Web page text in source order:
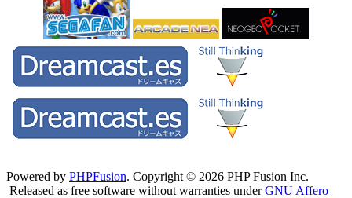
Powered by PHPFusion. Copyright © 2026 PHP Fusion Inc.
Released as free software without warranties underGNU Affero